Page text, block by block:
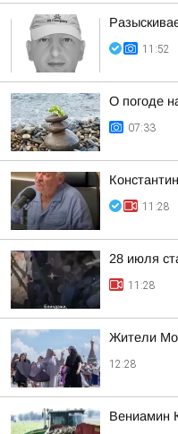
11:52
О погоде
07:33
11:28
28 июля
11:28
Жители
12:28
Вениамин